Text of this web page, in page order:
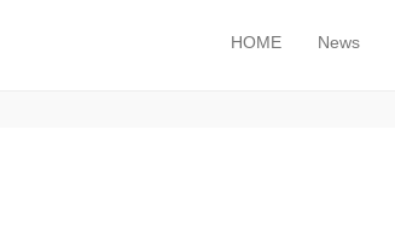
メインメニュー
コンテンツへスキップ
HOME News